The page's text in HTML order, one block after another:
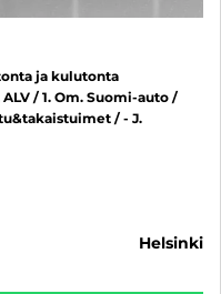
ja kulutonta
/ 1. Om. Suomi-auto /
/ - J.
helsinki